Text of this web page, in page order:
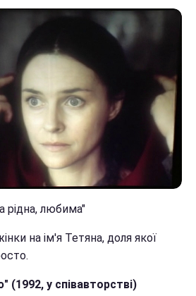
рідна, любима"
на ім'я Тетяна, доля якої
(1992, у співавторстві)